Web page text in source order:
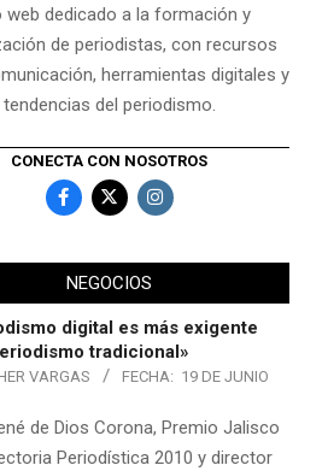
web dedicado a la formación y
de periodistas, con recursos
herramientas digitales y
tendencias del periodismo.
CONECTA CON NOSOTROS
NEGOCIOS
digital es más exigente
tradicional»
VARGAS FECHA: 19 DE JUNIO
de Dios Corona, Premio Jalisco
Periodística 2010 y director